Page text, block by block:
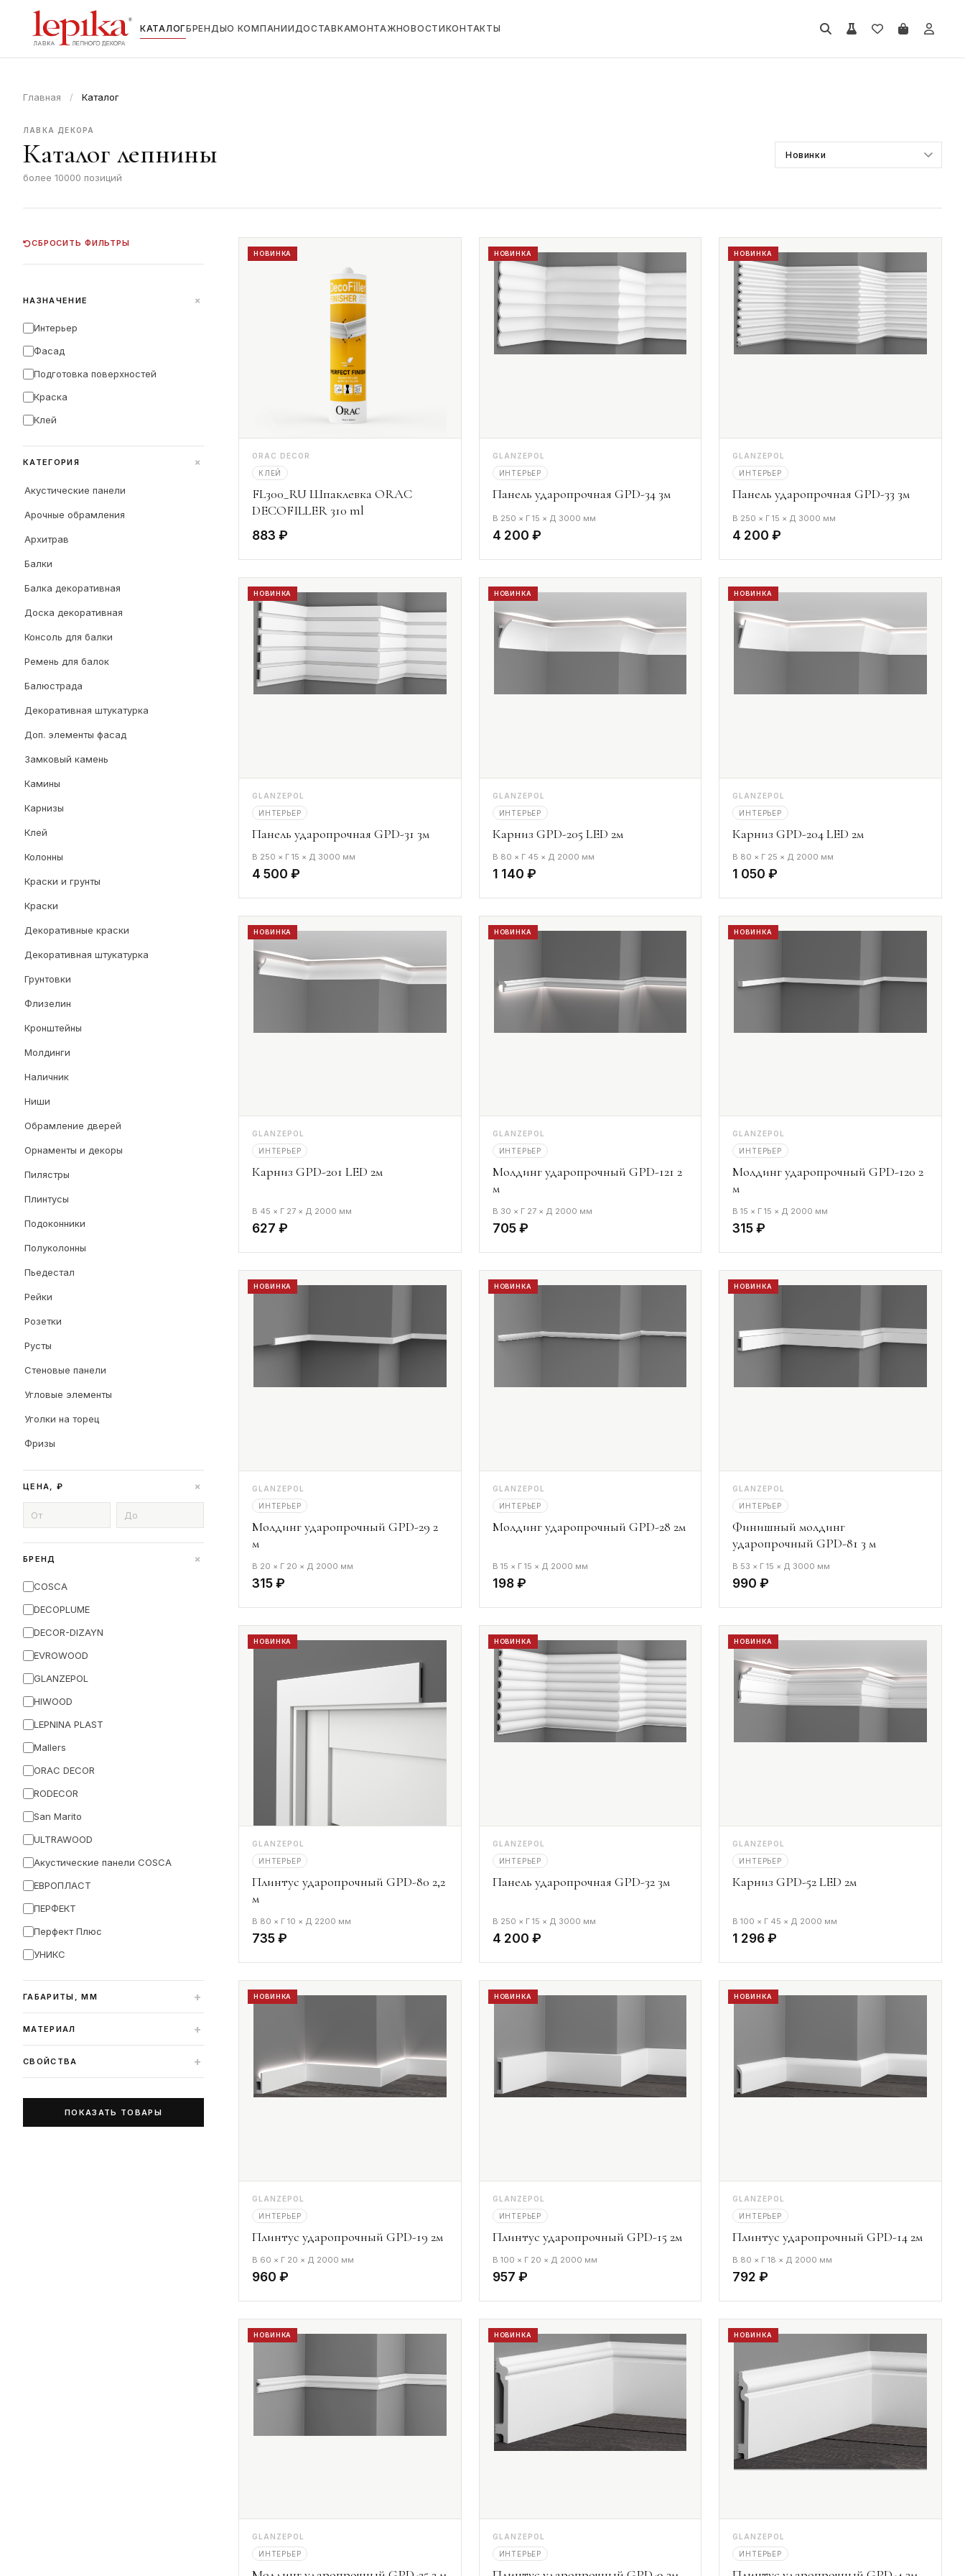
КАТАЛОГБРЕНДЫО КОМПАНИИДОСТАВКАМОНТАЖНОВОСТИКОНТАКТЫ
Главная / Каталог
ЛАВКА ДЕКОРА
Каталог лепнины
более 10000 позиций
СБРОСИТЬ ФИЛЬТРЫ
НАЗНАЧЕНИЕ +
Интерьер
Фасад
Подготовка поверхностей
Краска
Клей
КАТЕГОРИЯ +
Акустические панели
Арочные обрамления
Архитрав
Балки
Балка декоративная
Доска декоративная
Консоль для балки
Ремень для балок
Балюстрада
Декоративная штукатурка
Доп. элементы фасад
Замковый камень
Камины
Карнизы
Клей
Колонны
Краски и грунты
Краски
Декоративные краски
Декоративная штукатурка
Грунтовки
Флизелин
Кронштейны
Молдинги
Наличник
Ниши
Обрамление дверей
Орнаменты и декоры
Пилястры
Плинтусы
Подоконники
Полуколонны
Пьедестал
Рейки
Розетки
Русты
Стеновые панели
Угловые элементы
Уголки на торец
Фризы
ЦЕНА, ₽ +
БРЕНД +
COSCA
DECOPLUME
DECOR-DIZAYN
EVROWOOD
GLANZEPOL
HIWOOD
LEPNINA PLAST
Mallers
ORAC DECOR
RODECOR
San Marito
ULTRAWOOD
Акустические панели COSCA
ЕВРОПЛАСТ
ПЕРФЕКТ
Перфект Плюс
УНИКС
ГАБАРИТЫ, ММ +
МАТЕРИАЛ +
СВОЙСТВА +
ПОКАЗАТЬ ТОВАРЫ
НОВИНКА
ORAC DECOR
КЛЕЙ
FL300_RU Шпаклевка ORAC
DECOFILLER 310 ml
883 ₽
НОВИНКА
GLANZEPOL
ИНТЕРЬЕР
Панель ударопрочная GPD-34 3м
В 250 × Г 15 × Д 3000 мм
4 200 ₽
НОВИНКА
GLANZEPOL
ИНТЕРЬЕР
Панель ударопрочная GPD-33 3м
В 250 × Г 15 × Д 3000 мм
4 200 ₽
НОВИНКА
GLANZEPOL
ИНТЕРЬЕР
Панель ударопрочная GPD-31 3м
В 250 × Г 15 × Д 3000 мм
4 500 ₽
НОВИНКА
GLANZEPOL
ИНТЕРЬЕР
Карниз GPD-205 LED 2м
В 80 × Г 45 × Д 2000 мм
1 140 ₽
НОВИНКА
GLANZEPOL
ИНТЕРЬЕР
Карниз GPD-204 LED 2м
В 80 × Г 25 × Д 2000 мм
1 050 ₽
НОВИНКА
GLANZEPOL
ИНТЕРЬЕР
Карниз GPD-201 LED 2м
В 45 × Г 27 × Д 2000 мм
627 ₽
НОВИНКА
GLANZEPOL
ИНТЕРЬЕР
Молдинг ударопрочный GPD-121 2
м
В 30 × Г 27 × Д 2000 мм
705 ₽
НОВИНКА
GLANZEPOL
ИНТЕРЬЕР
Молдинг ударопрочный GPD-120 2
м
В 15 × Г 15 × Д 2000 мм
315 ₽
НОВИНКА
GLANZEPOL
ИНТЕРЬЕР
Молдинг ударопрочный GPD-29 2
м
В 20 × Г 20 × Д 2000 мм
315 ₽
НОВИНКА
GLANZEPOL
ИНТЕРЬЕР
Молдинг ударопрочный GPD-28 2м
В 15 × Г 15 × Д 2000 мм
198 ₽
НОВИНКА
GLANZEPOL
ИНТЕРЬЕР
Финишный молдинг
ударопрочный GPD-81 3 м
В 53 × Г 15 × Д 3000 мм
990 ₽
НОВИНКА
GLANZEPOL
ИНТЕРЬЕР
Плинтус ударопрочный GPD-80 2,2
м
В 80 × Г 10 × Д 2200 мм
735 ₽
НОВИНКА
GLANZEPOL
ИНТЕРЬЕР
Панель ударопрочная GPD-32 3м
В 250 × Г 15 × Д 3000 мм
4 200 ₽
НОВИНКА
GLANZEPOL
ИНТЕРЬЕР
Карниз GPD-52 LED 2м
В 100 × Г 45 × Д 2000 мм
1 296 ₽
НОВИНКА
GLANZEPOL
ИНТЕРЬЕР
Плинтус ударопрочный GPD-19 2м
В 60 × Г 20 × Д 2000 мм
960 ₽
НОВИНКА
GLANZEPOL
ИНТЕРЬЕР
Плинтус ударопрочный GPD-15 2м
В 100 × Г 20 × Д 2000 мм
957 ₽
НОВИНКА
GLANZEPOL
ИНТЕРЬЕР
Плинтус ударопрочный GPD-14 2м
В 80 × Г 18 × Д 2000 мм
792 ₽
НОВИНКА
GLANZEPOL
ИНТЕРЬЕР
НОВИНКА
GLANZEPOL
ИНТЕРЬЕР
НОВИНКА
GLANZEPOL
ИНТЕРЬЕР